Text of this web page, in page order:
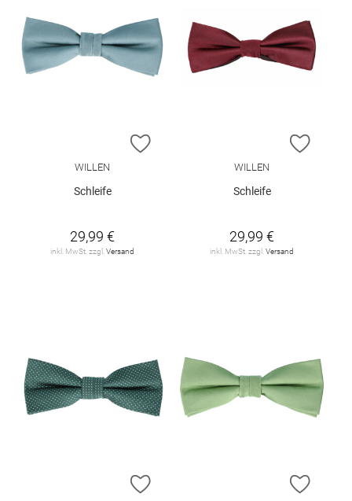
ZUR WUNSCHLISTE HINZUFÜGEN
WILLEN
Schleife
29,99 €
inkl. MwSt. zzgl.Versand
ZUR
WILLEN
Schleife
29,99 €
inkl. MwSt. zzgl.Versand
ZUR WUNSCHLISTE HINZUFÜGEN
ZUR